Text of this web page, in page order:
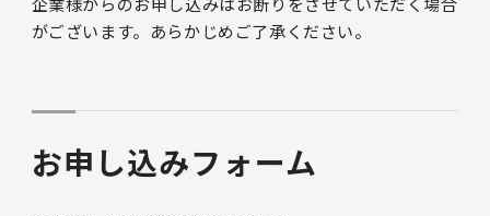
がございます。あらかじめご了承ください。
お申し込みフォーム